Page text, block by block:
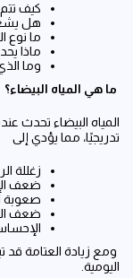
كيف تتم
هل
ما نوع
ماذا
وما
ما هي المياه البيضاء؟
المياه البيضاء تحدث
تدريجيًا، مما يؤدي إلى
زغللة
ضعف
صعوبة
ضعف
ومع زيادة العتامة قد
اليومية.